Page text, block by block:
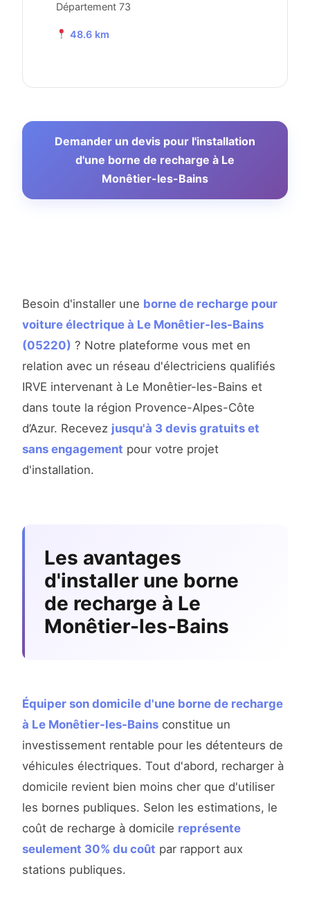
Département 73
48.6 km
Demander un devis pour l'installation
d'une borne de recharge à Le
Monêtier-les-Bains
Besoin d'installer une borne de recharge pour
voiture électrique à Le Monêtier-les-Bains
(05220) ? Notre plateforme vous met en
relation avec un réseau d'électriciens qualifiés
IRVE intervenant à Le Monêtier-les-Bains et
dans toute la région Provence-Alpes-Côte
d’Azur. Recevez jusqu'à 3 devis gratuits et
sans engagement pour votre projet
d'installation.
Les avantages
d'installer une borne
de recharge à Le
Monêtier-les-Bains
Équiper son domicile d'une borne de recharge
à Le Monêtier-les-Bains constitue un
investissement rentable pour les détenteurs de
véhicules électriques. Tout d'abord, recharger à
domicile revient bien moins cher que d'utiliser
les bornes publiques. Selon les estimations, le
coût de recharge à domicile représente
seulement 30% du coût par rapport aux
stations publiques.